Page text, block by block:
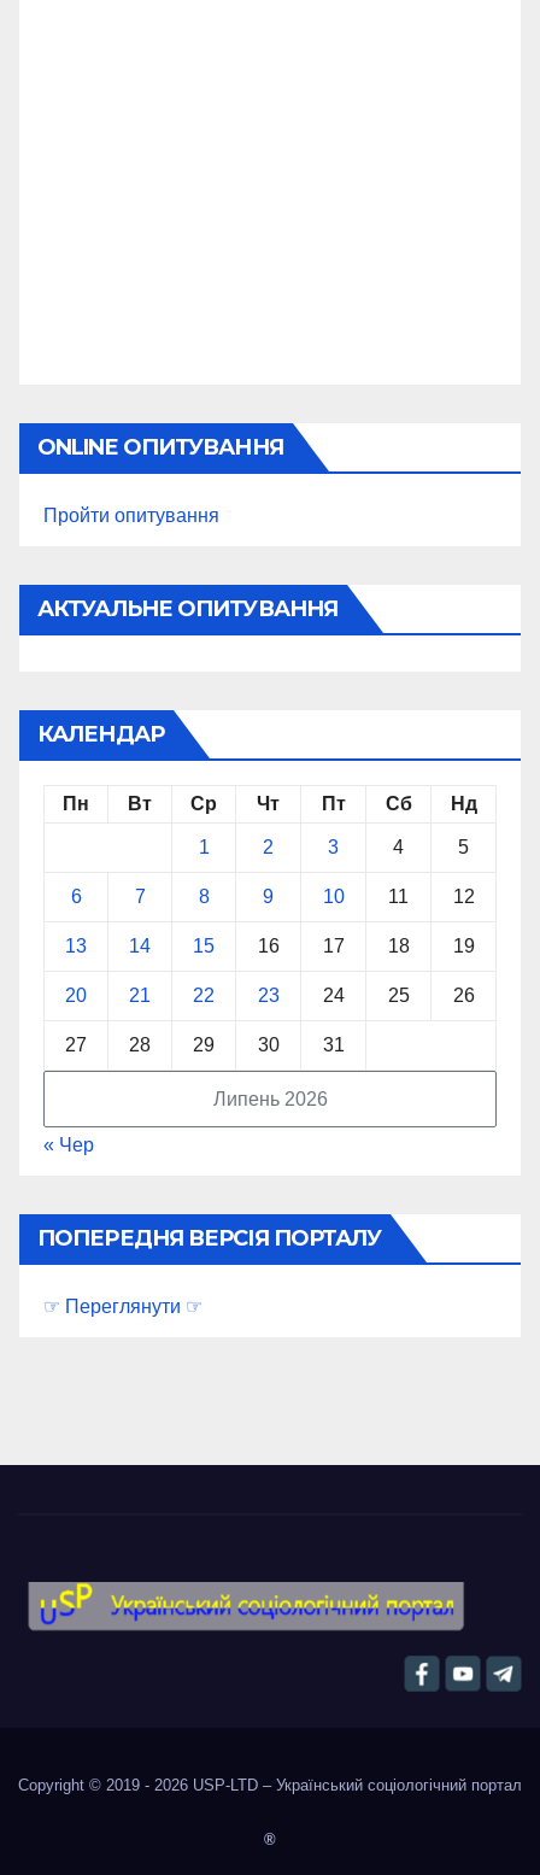
ONLINE ОПИТУВАННЯ
Пройти опитування
АКТУАЛЬНЕ ОПИТУВАННЯ
КАЛЕНДАР
Липень 2026
Пн Вт Ср Чт Пт Сб Нд
1 2 3 4 5
6 7 8 9 10 11 12
13 14 15 16 17 18 19
20 21 22 23 24 25 26
27 28 29 30 31
« Чер
ПОПЕРЕДНЯ ВЕРСІЯ ПОРТАЛУ
☞ Переглянути ☞
Copyright © 2019 - 2026 USP-LTD – Український соціологічний портал
®